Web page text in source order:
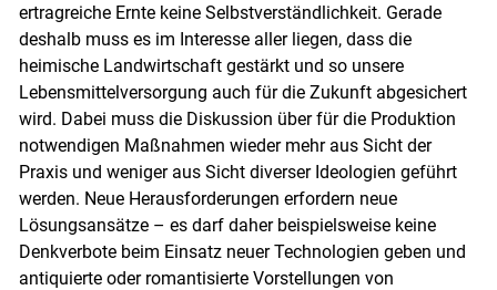
Skip to main content
ertragreiche Ernte keine Selbstverständlichkeit. Gerade
deshalb muss es im Interesse aller liegen, dass die
heimische Landwirtschaft gestärkt und so unsere
Lebensmittelversorgung auch für die Zukunft abgesichert
wird. Dabei muss die Diskussion über für die Produktion
notwendigen Maßnahmen wieder mehr aus Sicht der
Praxis und weniger aus Sicht diverser Ideologien geführt
werden. Neue Herausforderungen erfordern neue
Lösungsansätze – es darf daher beispielsweise keine
Denkverbote beim Einsatz neuer Technologien geben und
antiquierte oder romantisierte Vorstellungen von